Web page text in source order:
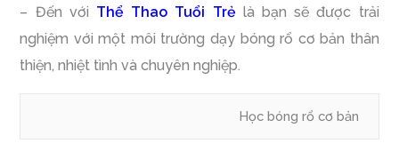
– Đến với Thể Thao Tuổi Trẻlà bạn sẽ được trải
nghiệm với một môi trường dạy bóng rổ cơ bản thân
thiện, nhiệt tình và chuyên nghiệp.
Học bóng rổ cơ bản